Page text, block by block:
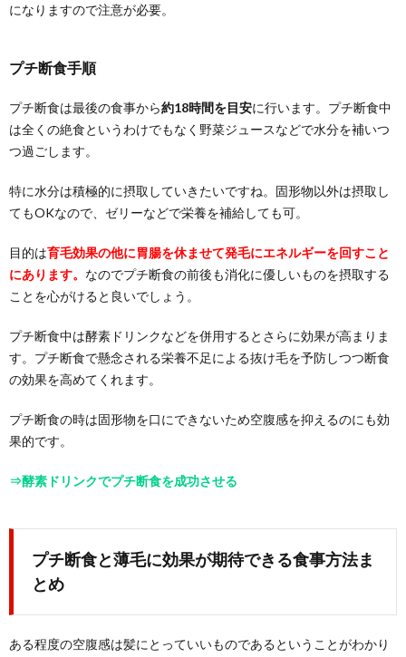
になりますので注意が必要。
プチ断食手順
プチ断食は最後の食事から約18時間を目安に行います。プチ断食中
は全くの絶食というわけでもなく野菜ジュースなどで水分を補いつ
つ過ごします。
特に水分は積極的に摂取していきたいですね。固形物以外は摂取し
てもOKなので、ゼリーなどで栄養を補給しても可。
目的は育毛効果の他に胃腸を休ませて発毛にエネルギーを回すこと
にあります。 なのでプチ断食の前後も消化に優しいものを摂取する
ことを心がけると良いでしょう。
プチ断食中は酵素ドリンクなどを併用するとさらに効果が高まりま
す。プチ断食で懸念される栄養不足による抜け毛を予防しつつ断食
の効果を高めてくれます。
プチ断食の時は固形物を口にできないため空腹感を抑えるのにも効
果的です。
⇒酵素ドリンクでプチ断食を成功させる
プチ断食と薄毛に効果が期待できる食事方法ま
とめ
ある程度の空腹感は髪にとっていいものであるということがわかり